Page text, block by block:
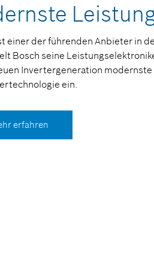
einer der führenden Anbieter in
Bosch seine
Invertergeneration
ein.
erfahren